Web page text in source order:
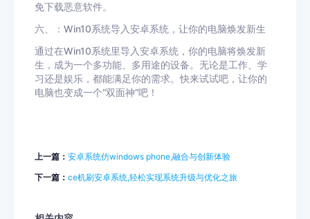
免下载恶意软件。
六、：Win10系统导入安卓系统，让你的电脑焕发新生
通过在Win10系统里导入安卓系统，你的电脑将焕发新
生，成为一个多功能、多用途的设备。无论是工作、学
习还是娱乐，都能满足你的需求。快来试试吧，让你的
电脑也变成一个“双面神”吧！
上一篇： 安卓系统仿windows phone,融合与创新体验
下一篇： ce机刷安卓系统,轻松实现系统升级与优化之旅